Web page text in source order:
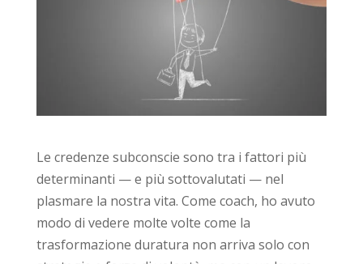
Le credenze subconscie sono tra i fattori più
determinanti — e più sottovalutati — nel
plasmare la nostra vita. Come coach, ho avuto
modo di vedere molte volte come la
trasformazione duratura non arriva solo con